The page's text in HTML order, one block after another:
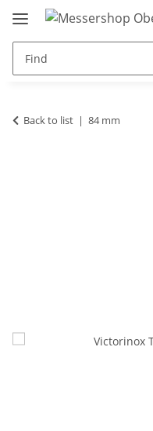
Back to list 84 mm